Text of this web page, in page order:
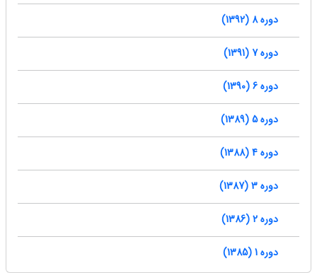
دوره 8 (1392)
دوره 7 (1391)
دوره 6 (1390)
دوره 5 (1389)
دوره 4 (1388)
دوره 3 (1387)
دوره 2 (1386)
دوره 1 (1385)